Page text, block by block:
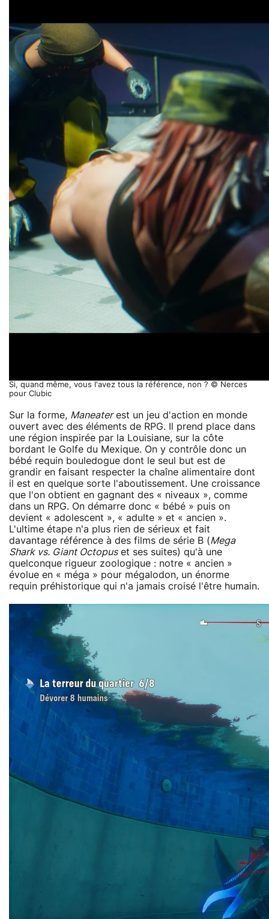
Si, quand même, vous l'avez tous la référence, non ? © Nerces
pour Clubic
Sur la forme, Maneaterest un jeu d'action en monde
ouvert avec des éléments de RPG. Il prend place dans
une région inspirée par la Louisiane, sur la côte
bordant le Golfe du Mexique. On y contrôle donc un
bébé requin bouledogue dont le seul but est de
grandir en faisant respecter la chaîne alimentaire dont
il est en quelque sorte l'aboutissement. Une croissance
que l'on obtient en gagnant des « niveaux », comme
dans un RPG. On démarre donc « bébé » puis on
devient « adolescent », « adulte » et « ancien ».
L'ultime étape n'a plus rien de sérieux et fait
davantage référence à des films de série B (Mega
Shark vs. Giant Octopuset ses suites) qu'à une
quelconque rigueur zoologique : notre « ancien »
évolue en « méga » pour mégalodon, un énorme
requin préhistorique qui n'a jamais croisé l'être humain.